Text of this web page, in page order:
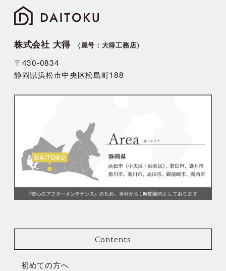
株式会社 大得 （屋号：大得工務店）
〒430-0834
静岡県浜松市中央区松島町188
Contents
初めての方へ